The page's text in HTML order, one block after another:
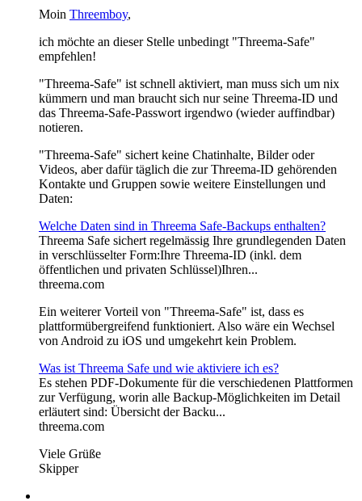
Moin Threemboy,
ich möchte an dieser Stelle unbedingt "Threema-Safe"
empfehlen!
"Threema-Safe" ist schnell aktiviert, man muss sich um nix
kümmern und man braucht sich nur seine Threema-ID und
das Threema-Safe-Passwort irgendwo (wieder auffindbar)
notieren.
"Threema-Safe" sichert keine Chatinhalte, Bilder oder
Videos, aber dafür täglich die zur Threema-ID gehörenden
Kontakte und Gruppen sowie weitere Einstellungen und
Daten:
Welche Daten sind in Threema Safe-Backups enthalten?
Threema Safe sichert regelmässig Ihre grundlegenden Daten
in verschlüsselter Form:Ihre Threema-ID (inkl. dem
öffentlichen und privaten Schlüssel)Ihren...
threema.com
Ein weiterer Vorteil von "Threema-Safe" ist, dass es
plattformübergreifend funktioniert. Also wäre ein Wechsel
von Android zu iOS und umgekehrt kein Problem.
Was ist Threema Safe und wie aktiviere ich es?
Es stehen PDF-Dokumente für die verschiedenen Plattformen
zur Verfügung, worin alle Backup-Möglichkeiten im Detail
erläutert sind: Übersicht der Backu...
threema.com
Viele Grüße
Skipper